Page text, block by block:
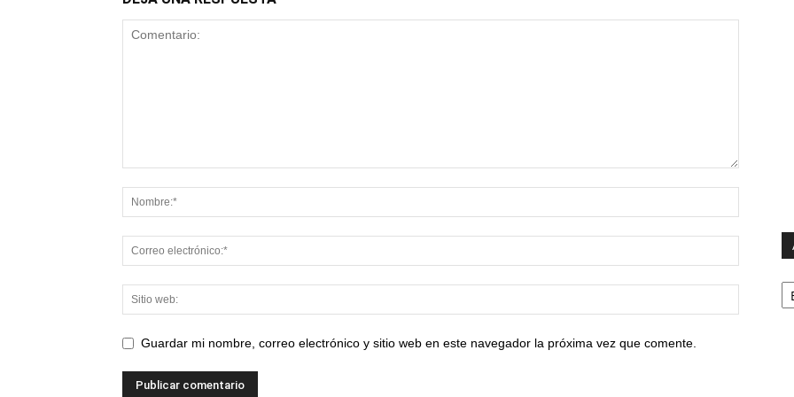
Guardar mi nombre, correo electrónico y sitio web en este navegador la próxima vez que comente.